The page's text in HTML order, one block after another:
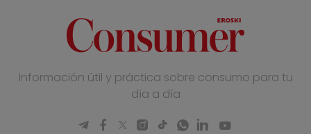
Información útil y práctica sobre consumo para tu
día a día